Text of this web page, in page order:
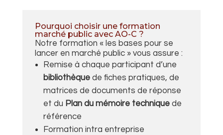
Pourquoi choisir une formation
marché public avec AO-C ?
Notre formation « les bases pour se
lancer en marché public » vous assure :
Remise à chaque participant d’une
bibliothèquede fiches pratiques, de
matrices de documents de réponse
et du Plan du mémoire techniquede
référence
Formation intra entreprise